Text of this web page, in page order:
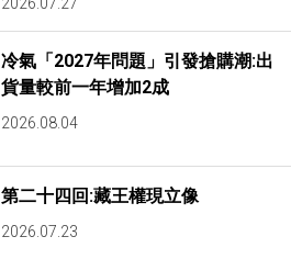
冷氣「2027年問題」引發搶購潮:出
貨量較前一年增加2成
2026.08.04
第二十四回:藏王權現立像
2026.07.23